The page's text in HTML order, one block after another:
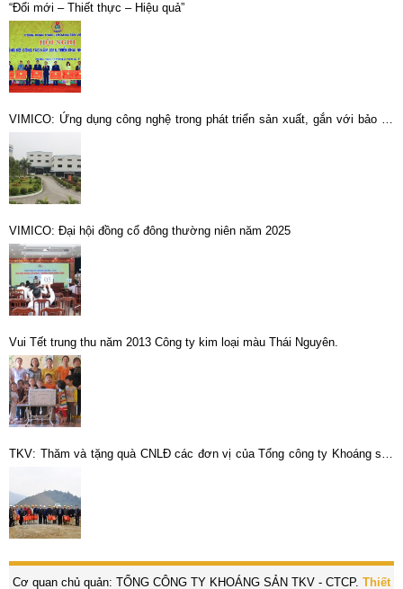
“Đổi mới – Thiết thực – Hiệu quả”
VIMICO: Ứng dụng công nghệ trong phát triển sản xuất, gắn với bảo vệ
môi trường bền vững
VIMICO: Đại hội đồng cổ đông thường niên năm 2025
Vui Tết trung thu năm 2013 Công ty kim loại màu Thái Nguyên.
TKV: Thăm và tặng quà CNLĐ các đơn vị của Tổng công ty Khoáng sản
Cơ quan chủ quản: TỔNG CÔNG TY KHOÁNG SẢN TKV - CTCP. Thiết